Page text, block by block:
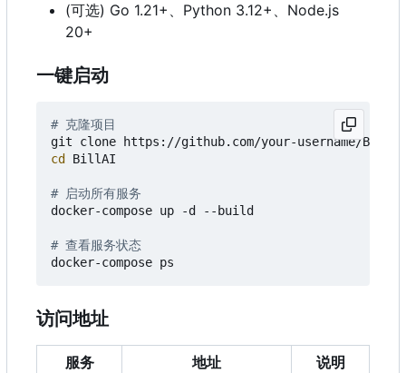
(可选) Go 1.21+、Python 3.12+、Node.js
20+
一键启动
# 克隆项目
cd BillAI
# 启动所有服务
docker-compose up -d --build
# 查看服务状态
访问地址
服务 地址 说明